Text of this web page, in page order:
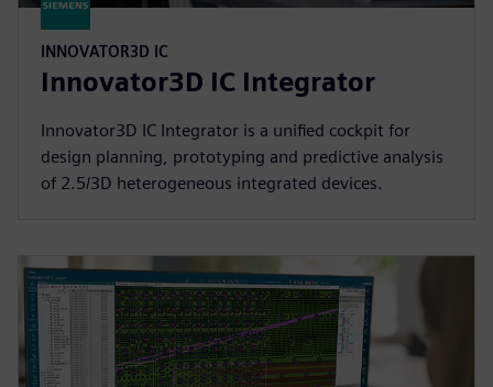
INNOVATOR3D IC
Innovator3D IC Integrator
Innovator3D IC Integrator is a unified cockpit for
design planning, prototyping and predictive analysis
of 2.5/3D heterogeneous integrated devices.